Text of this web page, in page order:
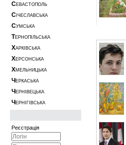
СЕВАСТОПОЛЬ
С ІЧЕСЛАВСЬКА
СУМСЬКА
ТЕРНОПІЛЬСЬКА
ХАРКІВСЬКА
ХЕРСОНСЬКА
ХМЕЛЬНИЦЬКА
Ч ЕРКАСЬКА
Ч ЕРНІВЕЦЬКА
Ч ЕРНІГІВСЬКА
Реєстрація